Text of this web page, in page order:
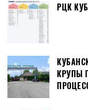
РЦК
КРУПЫ